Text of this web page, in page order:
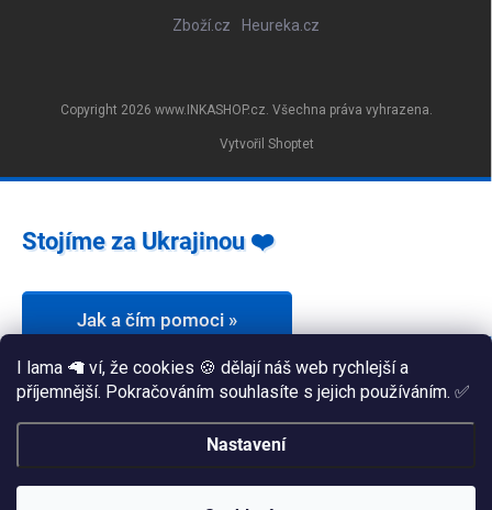
I lama 🦙 ví, že cookies 🍪 dělají náš web rychlejší a
příjemnější. Pokračováním souhlasíte s jejich používáním. ✅
Nastavení
Zboží.cz Heureka.cz
Vytvořil Shoptet
Copyright 2026 www.INKASHOP.cz. Všechna práva vyhrazena.
Stojíme za Ukrajinou ❤️
Jak a čím pomoci »